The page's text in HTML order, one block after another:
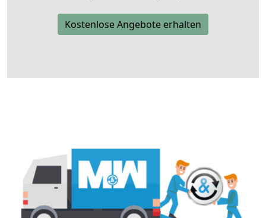
Kostenlose Angebote erhalten